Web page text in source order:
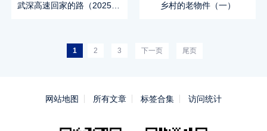
武深高速回家的路（2025-01-25） 乡村的老物件（一）
1 2 3 下一页 尾页
网站地图 所有文章 标签合集 访问统计